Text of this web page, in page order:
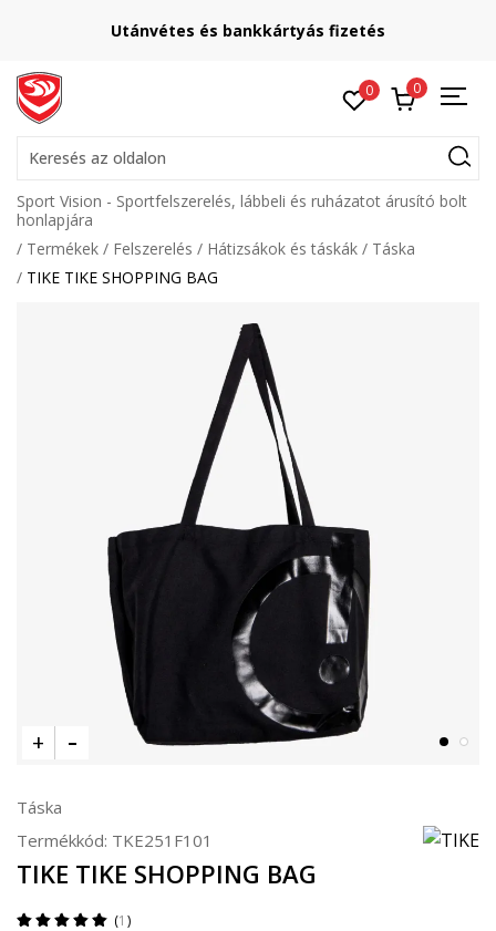
Utánvétes és bankkártyás fizetés
0 0
Keresés az oldalon
Sport Vision - Sportfelszerelés, lábbeli és ruházatot árusító bolt
honlapjára
Termékek
Felszerelés Hátizsákok és táskák
Táska
TIKE TIKE SHOPPING BAG
Táska
Termékkód: TKE251F101
TIKE TIKE SHOPPING BAG
1